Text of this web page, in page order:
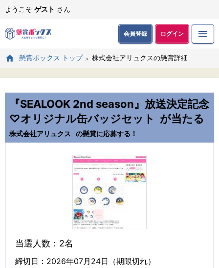
ようこそ ゲスト さん
会員登録 ログイン
懸賞ボックス トップ 株式会社アリュクスの懸賞詳細
『SEALOOK 2nd season』放送決定記念
♡オリジナル缶バッジセット
が当たる
株式会社アリュクス の懸賞に応募する！
当選人数：2名
締切日：2026年07月24日（期限切れ）